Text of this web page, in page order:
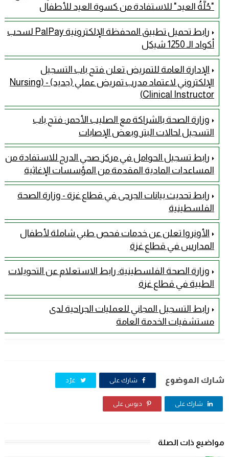
"حُلَّةُ العيد" للاستفادة من كسوة العيد للأطفال
رابط تحميل تطبيق المحفظة الإلكترونية PalPay لسحب
أكواد الـ 1250 شيكل
الإدارة العامة للتمريض تعلن فتح باب التسجيل
الإلكتروني لاعتماد مدرب تمريض عملي (جديد) - (Nursing
Clinical Instructor)
وزارة الصحة بالشراكة مع الصليب الأحمر: فتح باب
التسجيل لحالات البتر وبعض الإصابات
رابط تسجيل الحوامل في مركز صحي الدرج للاستفادة من
المساعدات المادية المقدمة من المؤسسات الإغاثية
رابط تحديث بيانات الجرحى في قطاع غزة - وزارة الصحة
الفلسطينية
الأونروا تعلن عن خدمات فحص طبي شاملة لأطفال
المدارس في قطاع غزة
وزارة الصحة الفلسطينية: رابط الاستعلام عن التحويلات
الطبية في قطاع غزة
رابط التسجيل المجاني للعمليات الجراحية لدى
مستشفيات الخدمة العامة
شارك الموضوع شارك على غرّد
شارك على دبوس على
مواضيع ذات الصلة